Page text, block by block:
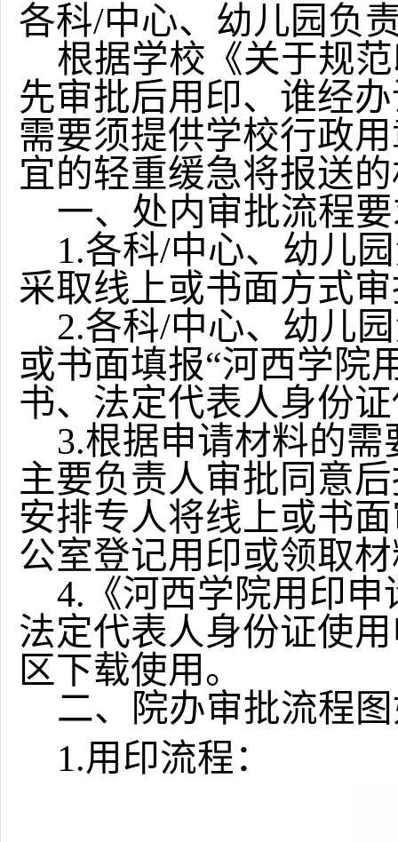
各科/中心、幼儿园负
根据学校《关于规
先审批后用印、谁经
需要须提供学校行政
宜的轻重缓急将报送
一、处内审批流程
1.各科/中心、幼儿
采取线上或书面方式
2.各科/中心、幼儿
或书面填报“河西学院
书、法定代表人身份
3.根据申请材料的
主要负责人审批同意
安排专人将线上或书
公室登记用印或领取
4.《河西学院用印申
法定代表人身份证使
区下载使用。
二、院办审批流程
1.用印流程：